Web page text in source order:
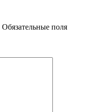
Обязательные поля